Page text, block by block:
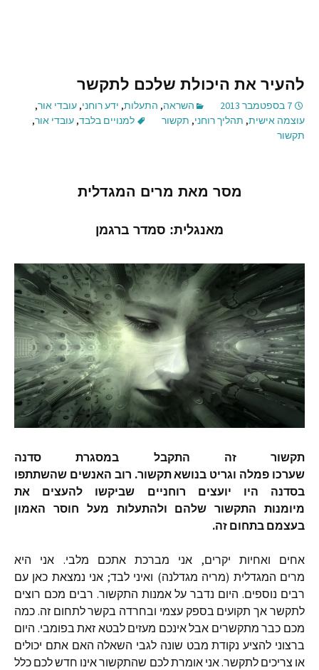
להעיר את היכולת שלכם לתקשר
7 בספטמבר 2013 השראה, התעלות, ידע רוחני, עובדי אור,
עוצמה אישית, תהליך רוחני, תקשור למנויים בלבד, עובדי אור,
תקשור
מסר מאת מרים המגדלית
מאנגלית: סמדר ברגמן
תקשור זה התקבל במסגרת סדנה
שערכו פמלה וגריט בנושא תקשור. רוב האנשים שהשתתפו
בסדנה היו יועצים רוחניים שביקשו להעצים את
מיומנות התקשור שלהם ולהתעלות מעל חוסר האמון
בעצמם בתחום זה.
אחים ואחיות יקרים, אני מברכת אתכם מלבי. אני היא
מרים המגדלית (מריה מגדלנה) ואיני לבד; אני נמצאת כאן עם
רבים נוספים. היום נדבר על אמנות התקשור. רבים מכם רוצים
לתקשר אך תקועים בספק עצמי ובחרדה בקשר לתחום זה. כמה
מכם כבר מתקשרים אבל אינכם מעזים לבטא זאת בפומבי. היום
ברצוני להציע נקודת מבט שונה לגבי השאלה האם אתם יכולים
או צריכים לתקשר. אני אומרת לכם שהתקשור אינו חדש לכם כלל